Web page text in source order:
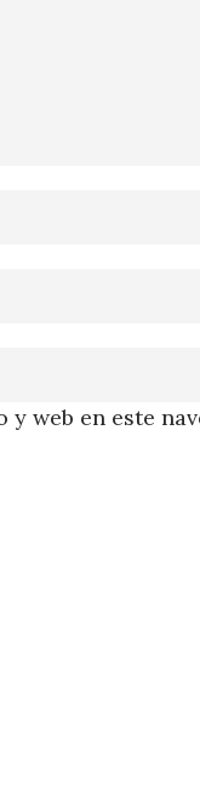
web en este